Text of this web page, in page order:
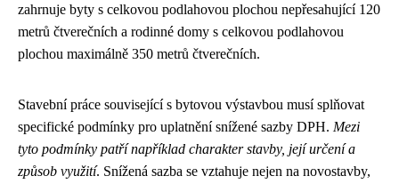
zahrnuje byty s celkovou podlahovou plochou nepřesahující 120
metrů čtverečních a rodinné domy s celkovou podlahovou
plochou maximálně 350 metrů čtverečních.
Stavební práce související s bytovou výstavbou musí splňovat
specifické podmínky pro uplatnění snížené sazby DPH. Mezi
tyto podmínky patří například charakter stavby, její určení a
způsob využití. Snížená sazba se vztahuje nejen na novostavby,